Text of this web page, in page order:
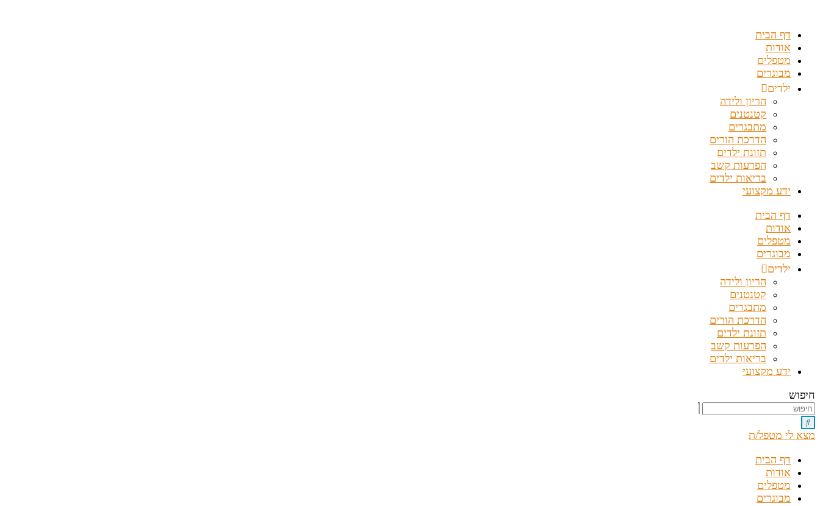
דף הבית
אודות
מטפלים
מבוגרים
ילדים
הריון ולידה
קטנטנים
מתבגרים
הדרכת הורים
תזונת ילדים
הפרעות קשב
בריאות ילדים
ידע מקצועי
דף הבית
אודות
מטפלים
מבוגרים
ילדים
הריון ולידה
קטנטנים
מתבגרים
הדרכת הורים
תזונת ילדים
הפרעות קשב
בריאות ילדים
ידע מקצועי
חיפוש
מצא לי מטפל/ת
דף הבית
אודות
מטפלים
מבוגרים